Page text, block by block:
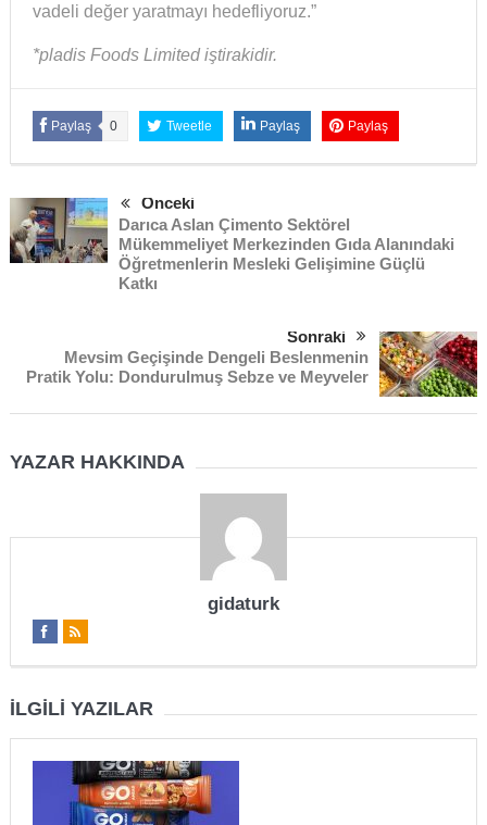
vadeli değer yaratmayı hedefliyoruz.”
*pladis Foods Limited iştirakidir.
Paylaş 0 Tweetle Paylaş Paylaş
Önceki
Darıca Aslan Çimento Sektörel
Mükemmeliyet Merkezinden Gıda Alanındaki
Öğretmenlerin Mesleki Gelişimine Güçlü
Katkı
Sonraki
Mevsim Geçişinde Dengeli Beslenmenin
Pratik Yolu: Dondurulmuş Sebze ve Meyveler
YAZAR HAKKINDA
gidaturk
İLGILI YAZILAR